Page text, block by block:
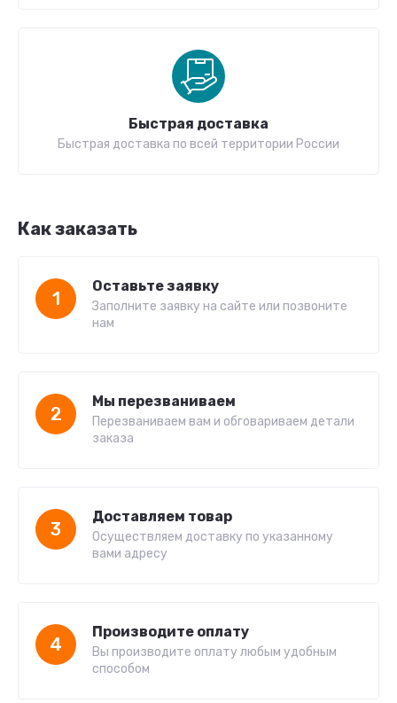
Быстрая доставка
Быстрая доставка по всей территории России
Как заказать
1
Оставьте заявку
Заполните заявку на сайте или позвоните
нам
2
Мы перезваниваем
Перезваниваем вам и обговариваем детали
заказа
3
Доставляем товар
Осуществляем доставку по указанному
вами адресу
4
Производите оплату
Вы производите оплату любым удобным
способом